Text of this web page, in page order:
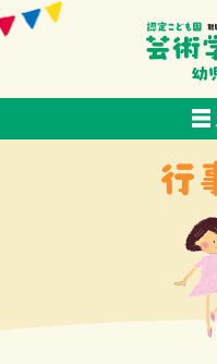
子育て支援